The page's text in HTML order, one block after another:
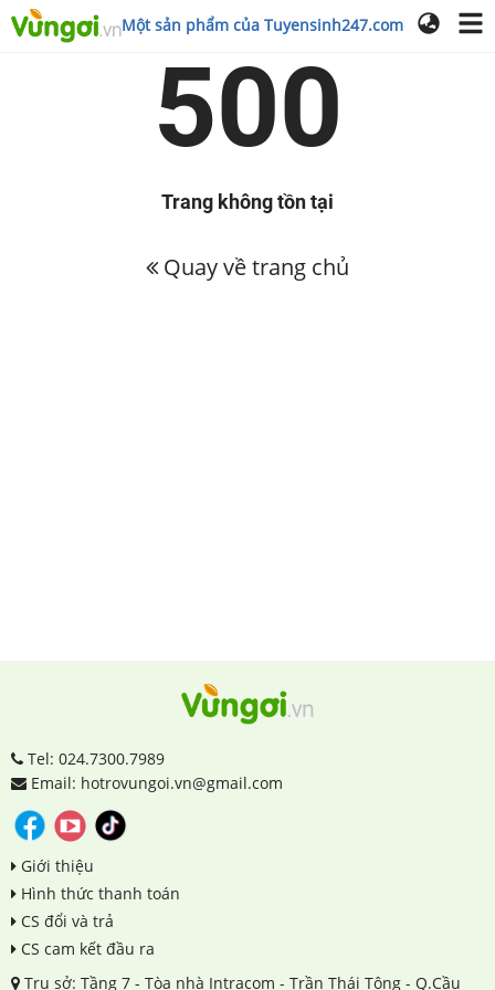
Một sản phẩm của Tuyensinh247.com
500
Trang không tồn tại
Quay về trang chủ
Tel: 024.7300.7989
Email: hotrovungoi.vn@gmail.com
Giới thiệu
Hình thức thanh toán
CS đổi và trả
CS cam kết đầu ra
Trụ sở: Tầng 7 - Tòa nhà Intracom - Trần Thái Tông - Q.Cầu